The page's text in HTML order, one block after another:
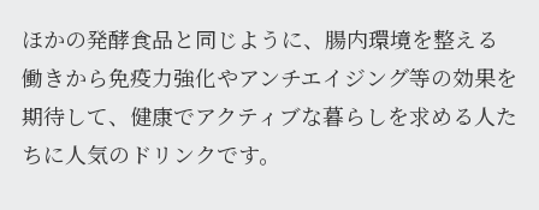
ほかの発酵食品と同じように、腸内環境を整える
働きから免疫力強化やアンチエイジング等の効果を
期待して、健康でアクティブな暮らしを求める人た
ちに人気のドリンクです。